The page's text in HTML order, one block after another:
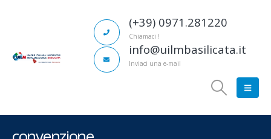
(+39) 0971.281220
Chiamaci !
info@uilmbasilicata.it
Inviaci una e-mail